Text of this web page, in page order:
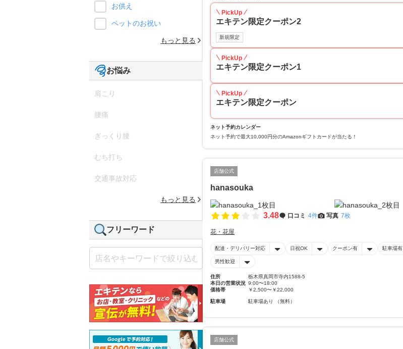
PickUp
エキテン限定クーポン2
新規限定
PickUp
エキテン限定クーポン1
PickUp
エキテン限定クーポン
ネット予約カレンダー
ネット予約で最大10,000円分のAmazonギフトカードが当たる！
店舗公式
hanasouka
3.48 口コミ 4件 写真 7枚
花・花屋
配達・デリバリー対応 日祝OK クーポン有 駐車場有
男性歓迎
住所
栃木県真岡市寺内1588-5
本日の営業状況 9:00〜18:00
価格帯
￥2,500〜￥22,000
駐車場 駐車場あり （無料）
店舗公式
お供え
ペットのお祝い
もっと見る
お悩み
肩こり
腰痛
ぎっくり腰
むち打ち
交通事故対応
もっと見る
フリーワード